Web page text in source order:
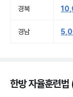
경북
경남
한방 자율훈련법